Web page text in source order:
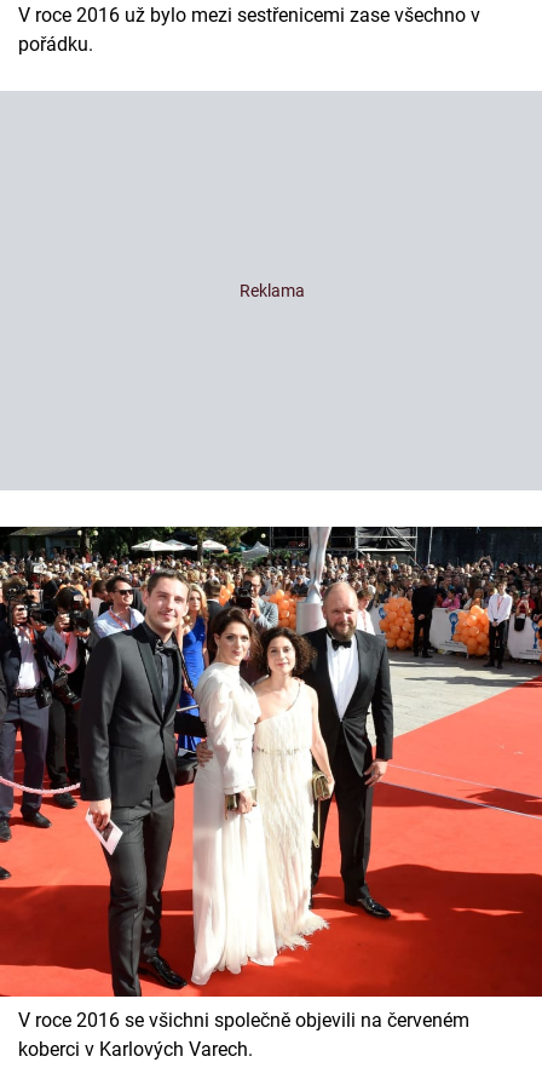
V roce 2016 už bylo mezi sestřenicemi zase všechno v
pořádku.
V roce 2016 se všichni společně objevili na červeném
koberci v Karlových Varech.